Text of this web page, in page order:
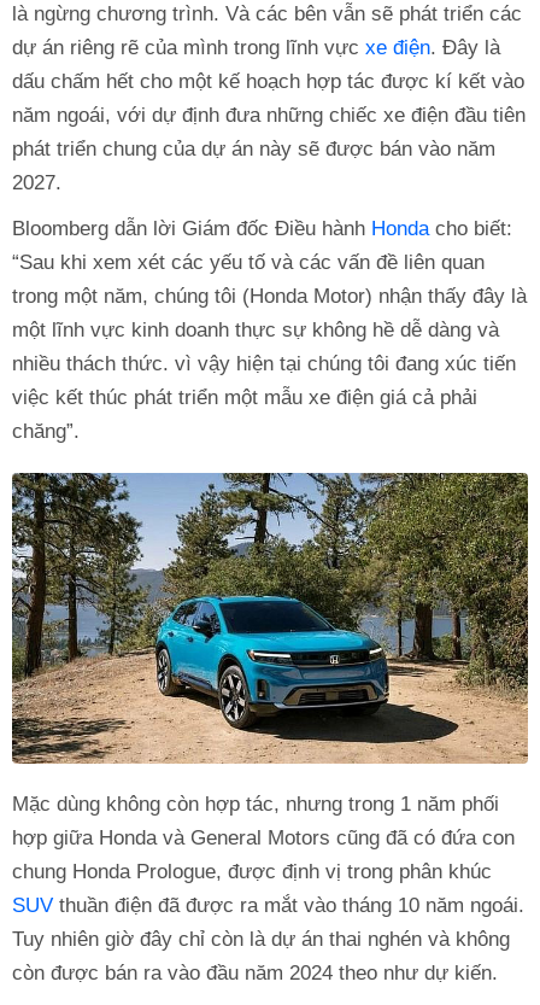
là ngừng chương trình. Và các bên vẫn sẽ phát triển các
dự án riêng rẽ của mình trong lĩnh vực xe điện. Đây là
dấu chấm hết cho một kế hoạch hợp tác được kí kết vào
năm ngoái, với dự định đưa những chiếc xe điện đầu tiên
phát triển chung của dự án này sẽ được bán vào năm
2027.
Bloomberg dẫn lời Giám đốc Điều hành Hondacho biết:
“Sau khi xem xét các yếu tố và các vấn đề liên quan
trong một năm, chúng tôi (Honda Motor) nhận thấy đây là
một lĩnh vực kinh doanh thực sự không hề dễ dàng và
nhiều thách thức. vì vậy hiện tại chúng tôi đang xúc tiến
việc kết thúc phát triển một mẫu xe điện giá cả phải
chăng”.
Mặc dùng không còn hợp tác, nhưng trong 1 năm phối
hợp giữa Honda và General Motors cũng đã có đứa con
chung Honda Prologue, được định vị trong phân khúc
SUV thuần điện đã được ra mắt vào tháng 10 năm ngoái.
Tuy nhiên giờ đây chỉ còn là dự án thai nghén và không
còn được bán ra vào đầu năm 2024 theo như dự kiến.